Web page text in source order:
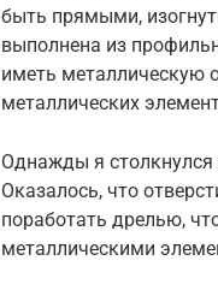
быть прямыми,
выполнена из
иметь металлическую
металлических
Однажды я столкнулся
Оказалось, что
поработать дрелью,
металлическими